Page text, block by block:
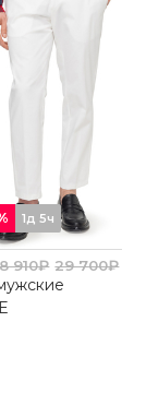
1д 5ч
8 910₽ 29 700₽